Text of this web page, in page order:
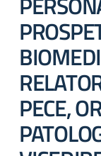
PECE,